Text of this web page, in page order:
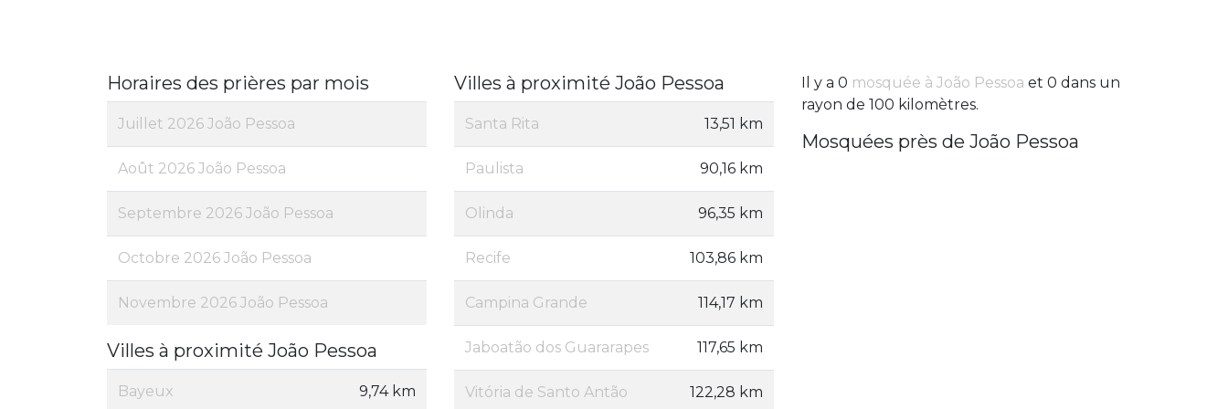
Horaires des prières par mois
Juillet 2026 João Pessoa
Août 2026 João Pessoa
Septembre 2026 João Pessoa
Octobre 2026 João Pessoa
Novembre 2026 João Pessoa
Villes à proximité João Pessoa
Bayeux 9,74 km
Villes à proximité João Pessoa
Santa Rita 13,51 km
Paulista 90,16 km
Olinda 96,35 km
Recife 103,86 km
Campina Grande 114,17 km
Jaboatão dos Guararapes 117,65 km
Vitória de Santo Antão 122,28 km
Il y a 0 mosquée à João Pessoa et 0 dans un
rayon de 100 kilomètres.
Mosquées près de João Pessoa